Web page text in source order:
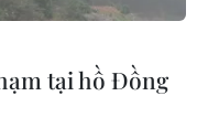
tại hồ Đồng